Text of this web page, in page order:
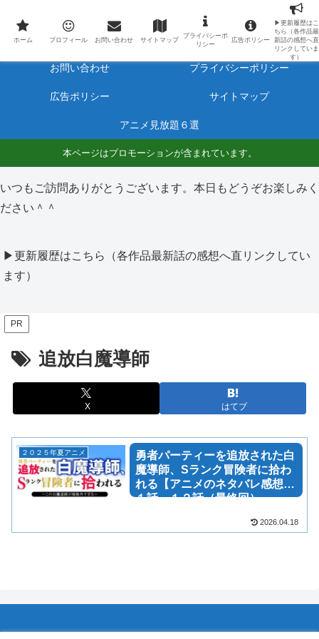
最新アニメのあらすじと感想をネタバレ有りで毎日更新しています。
ホーム プロフィール
お問い合わせ プライバシーポリシー
広告ポリシー サイトマップ
アニメ見放題６選
本ページはプロモーションが含まれています。
いつもご訪問ありがとうございます。本日もどうぞお楽しみく
ださい＾＾
▶更新履歴はこちら（各作品最新話の感想へ直リンクしてい
ます）
PR
追放白魔導師
X はてブ
２０２５年夏アニメ
勇者パーティーを追放された白
魔導師、Sランク冒険者に拾わ
れる【アニメのネタバレ感想】
１話～１２話（最終回）
2026.04.18
ホーム プロフィール お問い合わせ サイトマップ
プライバシーポ
リシー
広告ポリシー
▶更新履歴はこ
ちら（各作品最
新話の感想へ直
リンクしていま
す）